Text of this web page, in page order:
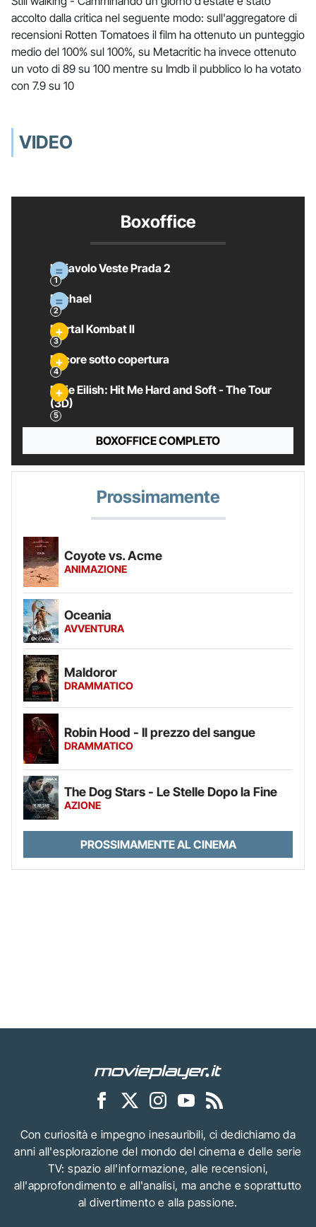
accolto dalla critica nel seguente modo: sull'aggregatore di
recensioni Rotten Tomatoes il film ha ottenuto un punteggio
medio del 100% sul 100%, su Metacritic ha invece ottenuto
un voto di 89 su 100 mentre su Imdb il pubblico lo ha votato
con 7.9 su 10
VIDEO
Boxoffice
Il Diavolo Veste Prada 2
Michael
Mortal Kombat II
Pecore sotto copertura
Billie Eilish: Hit Me Hard and Soft - The Tour
(3D)
BOXOFFICE COMPLETO
Prossimamente
Coyote vs. Acme
ANIMAZIONE
Oceania
AVVENTURA
Maldoror
DRAMMATICO
Robin Hood - Il prezzo del sangue
DRAMMATICO
The Dog Stars - Le Stelle Dopo la Fine
AZIONE
PROSSIMAMENTE AL CINEMA
Con curiosità e impegno inesauribili, ci dedichiamo da
anni all'esplorazione del mondo del cinema e delle serie
TV: spazio all'informazione, alle recensioni,
all'approfondimento e all'analisi, ma anche e soprattutto
al divertimento e alla passione.